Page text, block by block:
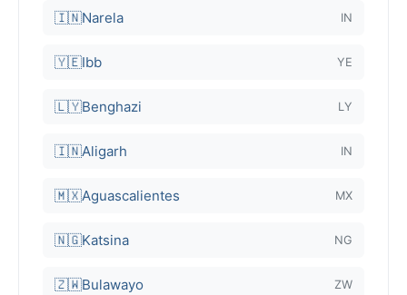
🇮🇳Narela IN
🇾🇪Ibb YE
🇱🇾Benghazi LY
🇮🇳Aligarh IN
🇲🇽Aguascalientes MX
🇳🇬Katsina NG
🇿🇼Bulawayo ZW